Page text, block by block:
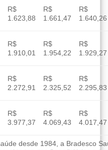
R$
1.623,88
R$
1.661,47
R$
1.640,26
R$
1.910,01
R$
1.954,22
R$
1.929,27
R$
2.272,91
R$
2.325,52
R$
2.295,83
R$
3.977,37
R$
4.069,43
R$
4.017,47
desde 1984, a Bradesco